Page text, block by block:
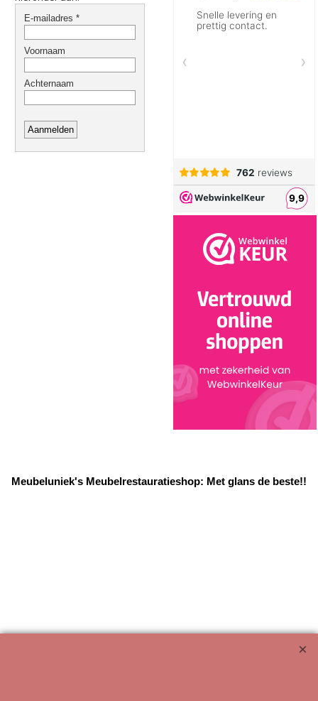
Meubeluniek's Meubelrestauratieshop: Met glans de beste!!